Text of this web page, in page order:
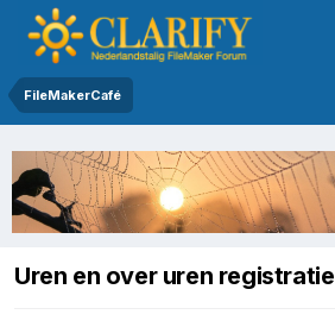
FileMakerCafé
Uren en over uren registratie